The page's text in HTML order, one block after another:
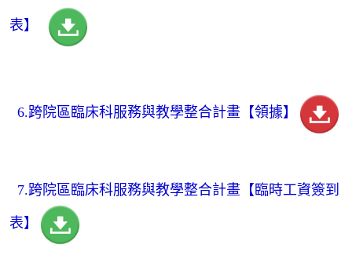
表】
6.跨院區臨床科服務與教學整合計畫【領據】
7.跨院區臨床科服務與教學整合計畫【臨時工資簽到
表】